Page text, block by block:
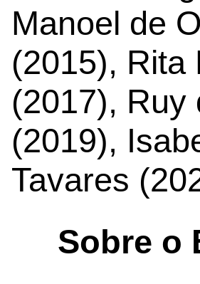
Manoel de
(2015), Rita
(2017), Ruy
(2019),
Tavares
Sobre o